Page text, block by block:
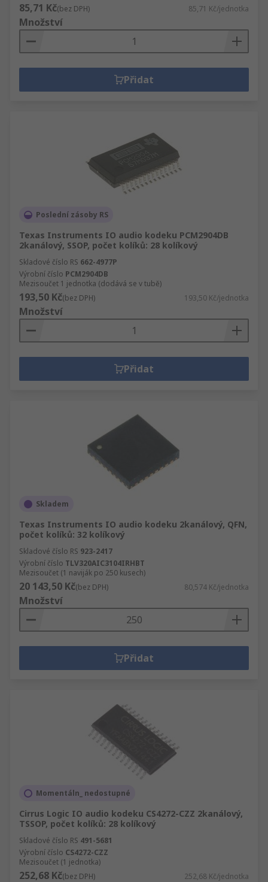
85,71 Kč(bez DPH) 85,71 Kč/jednotka
Množství
Přidat
Poslední zásoby RS
Texas Instruments IO audio kodeku PCM2904DB
2kanálový, SSOP, počet kolíků: 28 kolíkový
Skladové číslo RS 662-4977P
Výrobní číslo PCM2904DB
Mezisoučet 1 jednotka (dodává se v tubě)
193,50 Kč(bez DPH) 193,50 Kč/jednotka
Množství
Přidat
Skladem
Texas Instruments IO audio kodeku 2kanálový, QFN,
počet kolíků: 32 kolíkový
Skladové číslo RS 923-2417
Výrobní číslo TLV320AIC3104IRHBT
Mezisoučet (1 naviják po 250 kusech)
20 143,50 Kč(bez DPH) 80,574 Kč/jednotka
Množství
Přidat
Momentáln_ nedostupné
Cirrus Logic IO audio kodeku CS4272-CZZ 2kanálový,
TSSOP, počet kolíků: 28 kolíkový
Skladové číslo RS 491-5681
Výrobní číslo CS4272-CZZ
Mezisoučet (1 jednotka)
252,68 Kč(bez DPH) 252,68 Kč/jednotka